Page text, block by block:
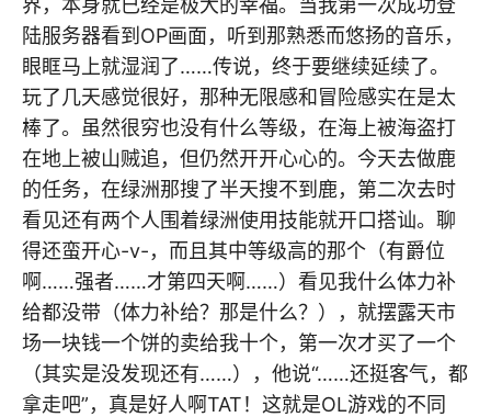
陆服务器看到OP画面，听到那熟悉而悠扬的音乐，
眼眶马上就湿润了……传说，终于要继续延续了。
玩了几天感觉很好，那种无限感和冒险感实在是太
棒了。虽然很穷也没有什么等级，在海上被海盗打
在地上被山贼追，但仍然开开心心的。今天去做鹿
的任务，在绿洲那搜了半天搜不到鹿，第二次去时
看见还有两个人围着绿洲使用技能就开口搭讪。聊
得还蛮开心-v-，而且其中等级高的那个（有爵位
啊……强者……才第四天啊……）看见我什么体力补
给都没带（体力补给？那是什么？），就摆露天市
场一块钱一个饼的卖给我十个，第一次才买了一个
（其实是没发现还有……），他说“……还挺客气，都
拿走吧”，真是好人啊TAT！这就是OL游戏的不同